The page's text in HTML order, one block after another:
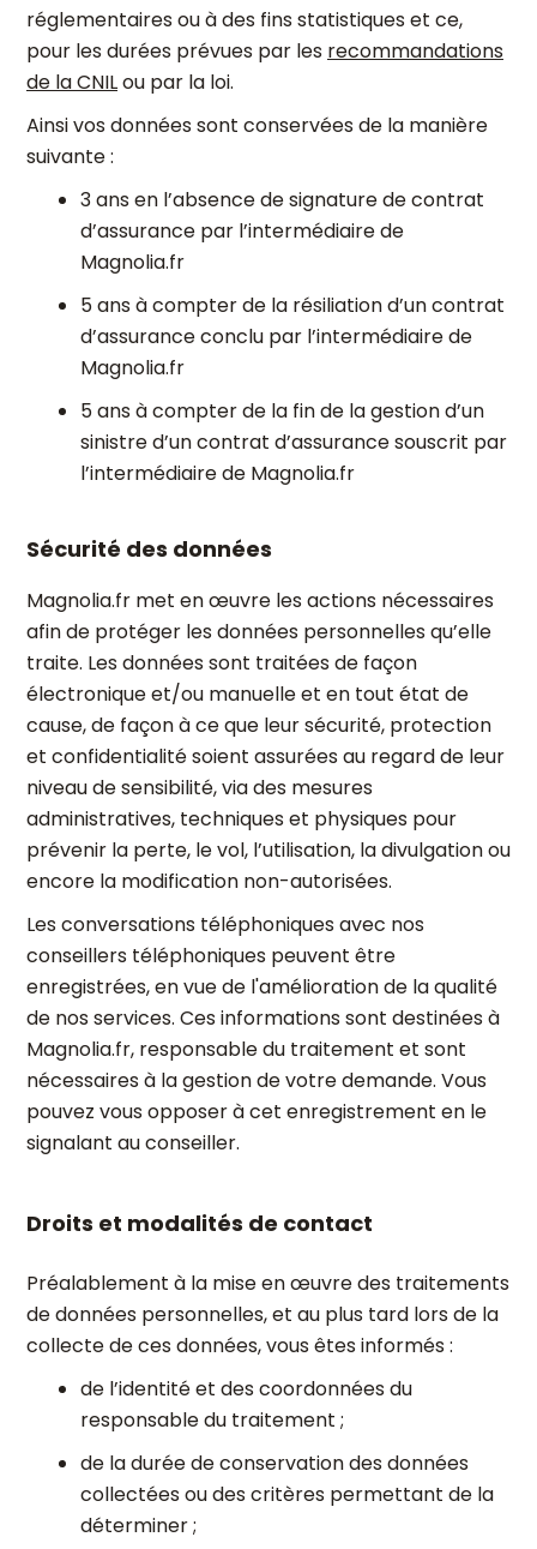
réglementaires ou à des fins statistiques et ce,
pour les durées prévues par les recommandations
de la CNILou par la loi.
Ainsi vos données sont conservées de la manière
suivante :
3 ans en l’absence de signature de contrat
d’assurance par l’intermédiaire de
Magnolia.fr
5 ans à compter de la résiliation d’un contrat
d’assurance conclu par l’intermédiaire de
Magnolia.fr
5 ans à compter de la fin de la gestion d’un
sinistre d’un contrat d’assurance souscrit par
l’intermédiaire de Magnolia.fr
Sécurité des données
Magnolia.fr met en œuvre les actions nécessaires
afin de protéger les données personnelles qu’elle
traite. Les données sont traitées de façon
électronique et/ou manuelle et en tout état de
cause, de façon à ce que leur sécurité, protection
et confidentialité soient assurées au regard de leur
niveau de sensibilité, via des mesures
administratives, techniques et physiques pour
prévenir la perte, le vol, l’utilisation, la divulgation ou
encore la modification non-autorisées.
Les conversations téléphoniques avec nos
conseillers téléphoniques peuvent être
enregistrées, en vue de l'amélioration de la qualité
de nos services. Ces informations sont destinées à
Magnolia.fr, responsable du traitement et sont
nécessaires à la gestion de votre demande. Vous
pouvez vous opposer à cet enregistrement en le
signalant au conseiller.
Droits et modalités de contact
Préalablement à la mise en œuvre des traitements
de données personnelles, et au plus tard lors de la
collecte de ces données, vous êtes informés :
de l’identité et des coordonnées du
responsable du traitement ;
de la durée de conservation des données
collectées ou des critères permettant de la
déterminer ;